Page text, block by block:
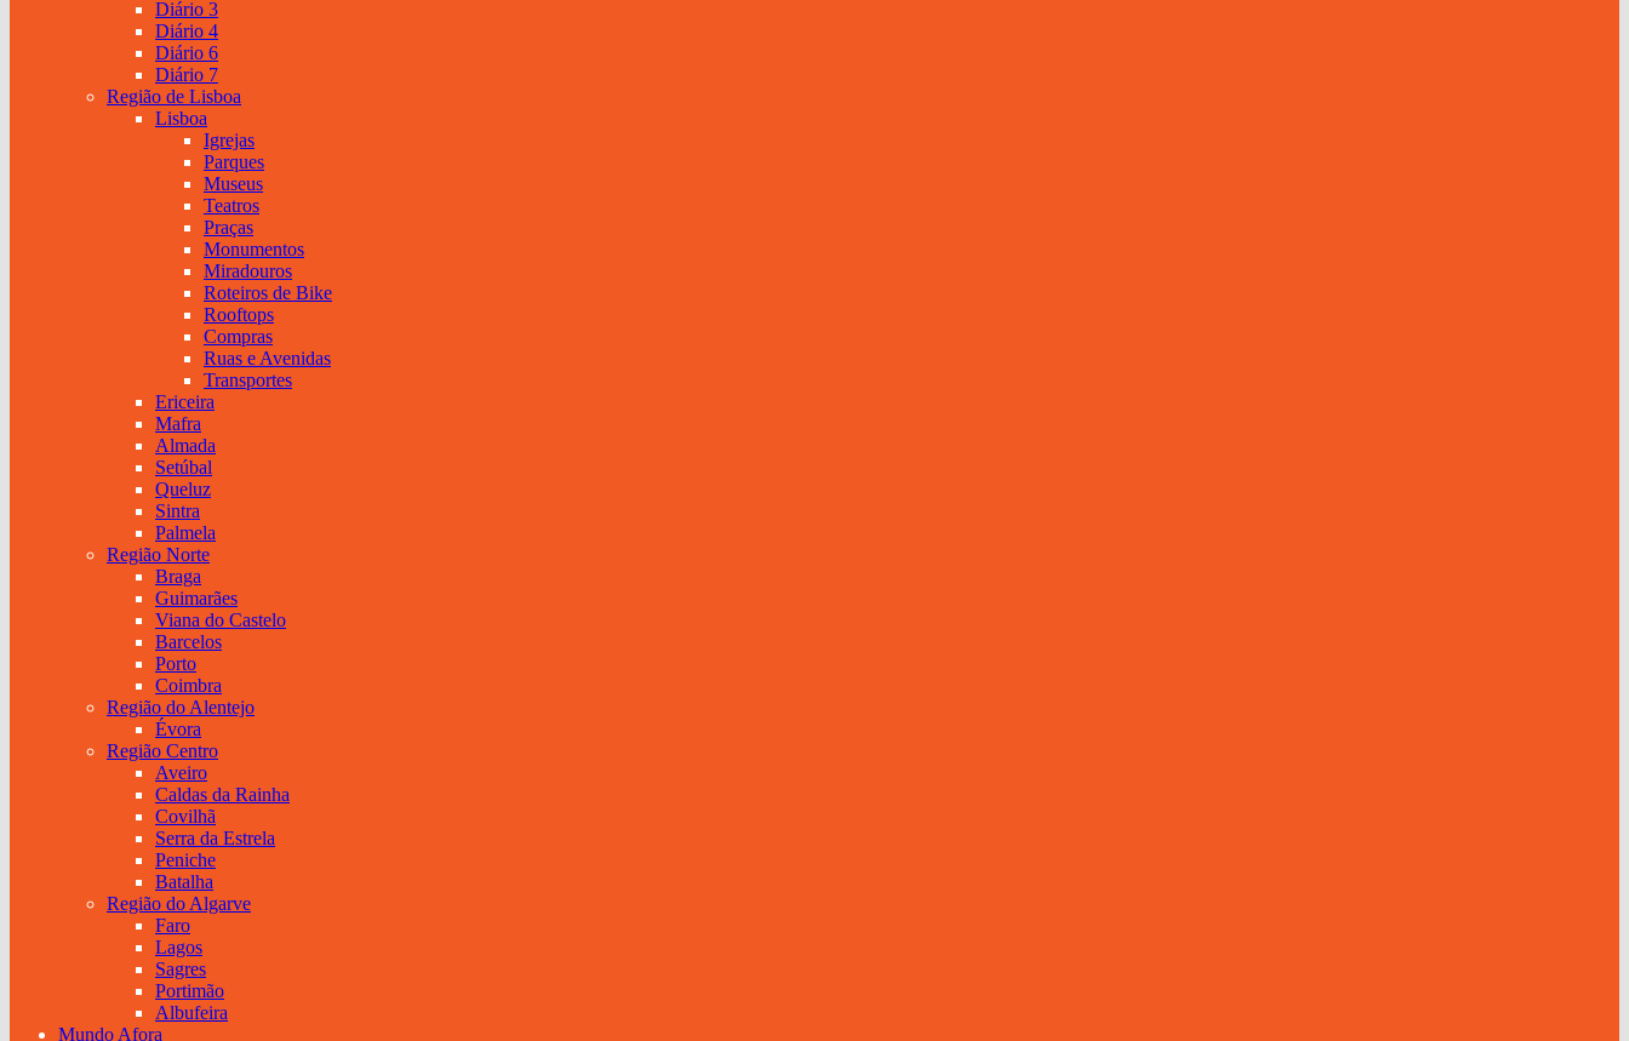
Diário 3
Diário 4
Diário 6
Diário 7
Região de Lisboa
Lisboa
Igrejas
Parques
Museus
Teatros
Praças
Monumentos
Miradouros
Roteiros de Bike
Rooftops
Compras
Ruas e Avenidas
Transportes
Ericeira
Mafra
Almada
Setúbal
Queluz
Sintra
Palmela
Região Norte
Braga
Guimarães
Viana do Castelo
Barcelos
Porto
Coimbra
Região do Alentejo
Évora
Região Centro
Aveiro
Caldas da Rainha
Covilhã
Serra da Estrela
Peniche
Batalha
Região do Algarve
Faro
Lagos
Sagres
Portimão
Albufeira
Mundo Afora